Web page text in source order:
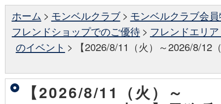
ホーム > モンベルクラブ > モンベルクラブ会
フレンドショップでのご優待 > フレンドエリ
のイベント > 【2026/8/11（火）～2026/8/12
【2026/8/11（火）～